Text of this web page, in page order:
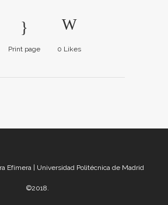
Print page 0 Likes
Efímera | Universidad Politécnica de Madrid
©2018.